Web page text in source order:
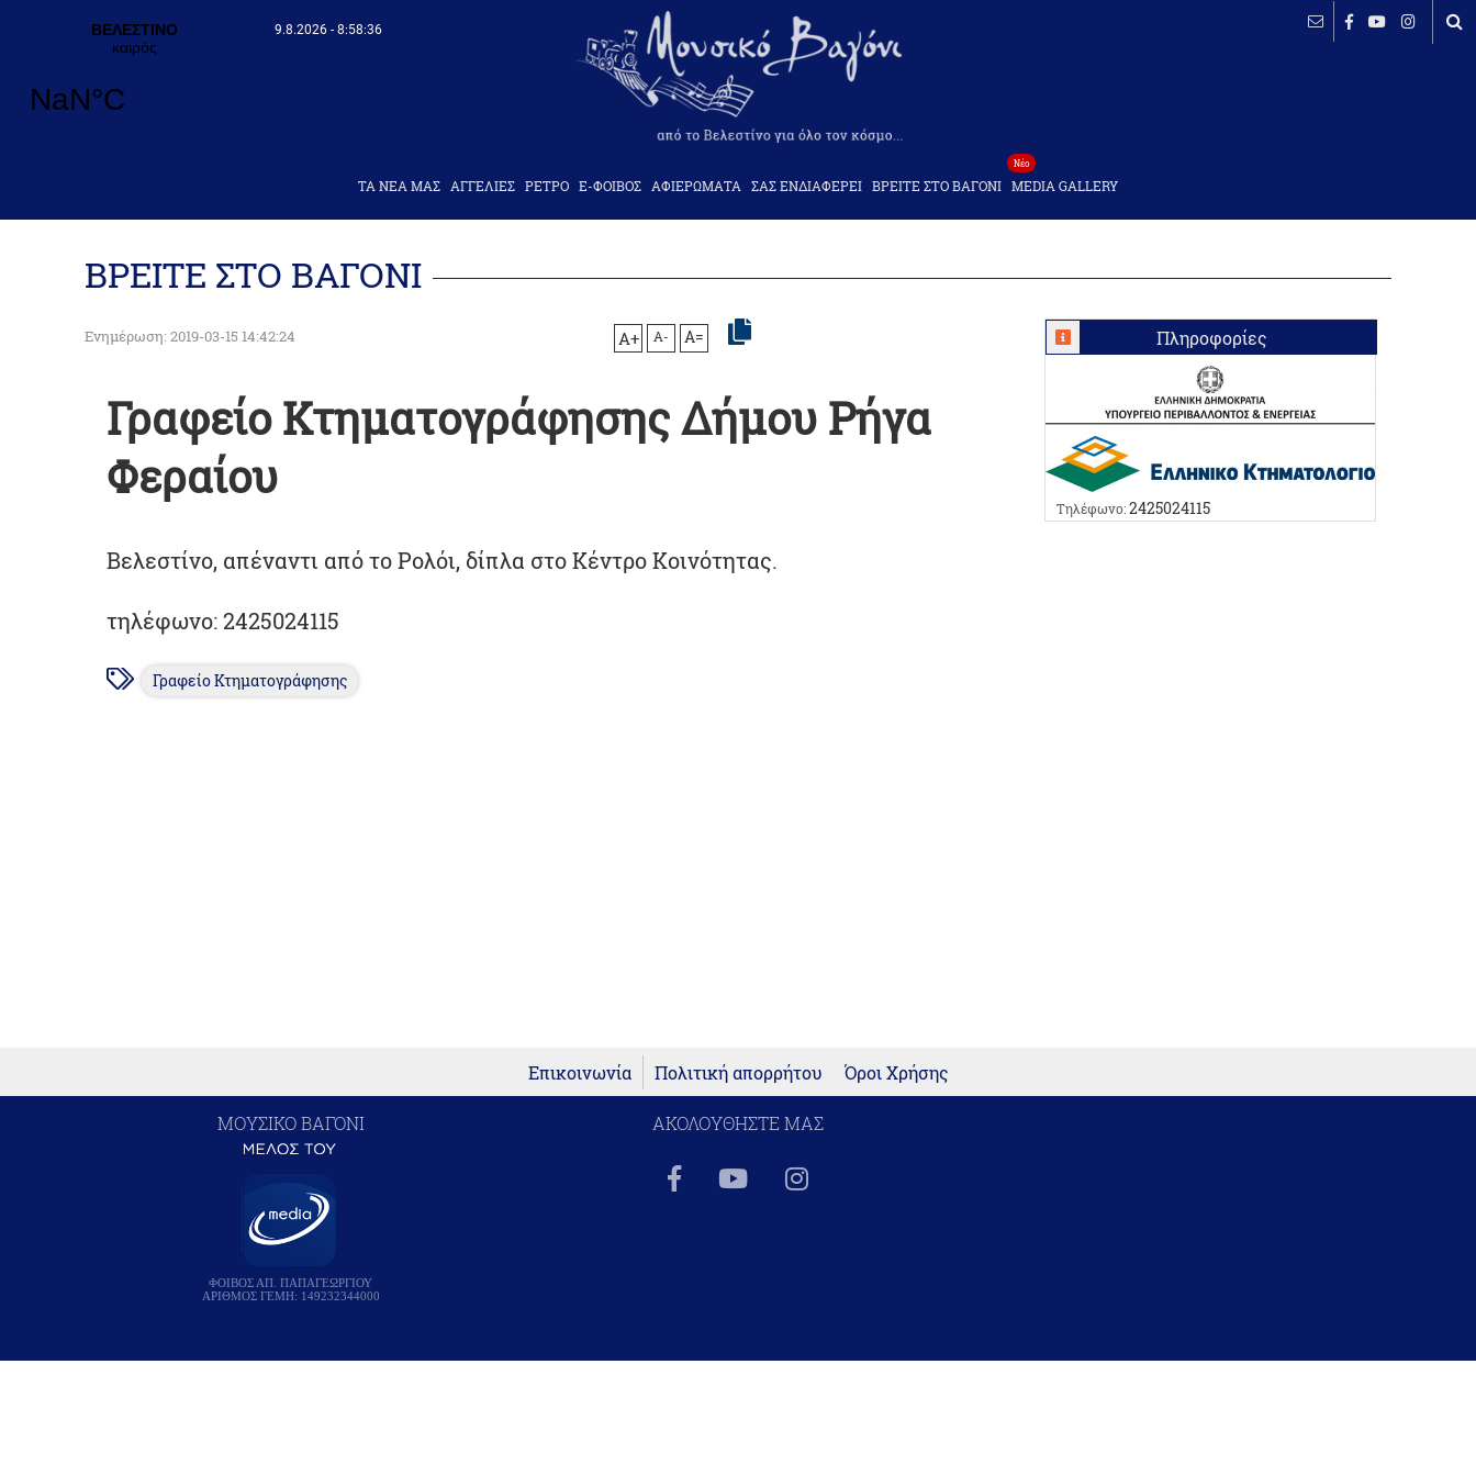
9.8.2026 - 8:58:36
ΤΑ ΝΕΑ ΜΑΣ AΓΓΕΛΙΕΣ ΡΕΤΡΟ Ε-ΦΟΙΒΟΣ ΑΦΙΕΡΩΜΑΤΑ ΣΑΣ ΕΝΔΙΑΦΕΡΕΙ ΒΡΕΙΤΕ ΣΤΟ ΒΑΓΟΝΙ
Νέο
MEDIA GALLERY
ΒΡΕΙΤΕ ΣΤΟ ΒΑΓΟΝΙ
Ενημέρωση: 2019-03-15 14:42:24 A+ A- A=
Γραφείο Κτηματογράφησης Δήμου Ρήγα
Φεραίου
Βελεστίνο, απέναντι από το Ρολόι, δίπλα στο Κέντρο Κοινότητας.
τηλέφωνo: 2425024115
Γραφείο Κτηματογράφησης
Πληροφορίες
Τηλέφωνο: 2425024115
Επικοινωνία Πολιτική απορρήτου Όροι Χρήσης
ΜΟΥΣΙΚΟ ΒΑΓΟΝΙ
ΦΟΙΒΟΣ ΑΠ. ΠΑΠΑΓΕΩΡΓΙΟΥ
ΑΡΙΘΜΟΣ ΓΕΜΗ: 149232344000
ΑΚΟΛΟΥΘΗΣΤΕ ΜΑΣ